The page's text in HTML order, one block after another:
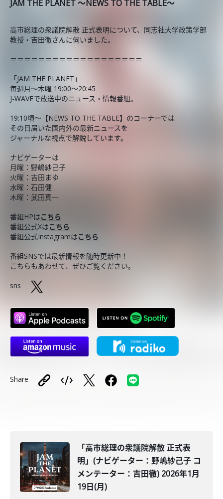
JAM THE PLANET ～NEWS TO THE TABLE～
高市総理の衆議院解散 正式表明について、同志社大学政策学部
教授・吉田徹さんに伺いました。
＝＝＝＝＝＝＝＝＝＝＝＝＝＝＝＝＝＝＝
「JAM THE PLANET」
毎週月～木曜 19:00～20:45
J-WAVEで放送中のニュース・情報番組。
19:10頃～【NEWS TO THE TABLE】のコーナーでは
その日届いた国内外の最新ニュースを
ジャーナルな視点で解説しています。
ナビゲーターは
月曜：野嶋紗己子
火曜：吉田まゆ
水曜：石田健
木曜：武田真一
番組HPはこちら
番組公式Xはこちら
番組公式Instagramはこちら
番組SNSでは最新情報を随時更新中！
こちらもあわせて、ぜひご覧ください。
sns
Share
「高市総理の衆議院解散 正式表
明」(ナビゲーター：野嶋紗己子 コ
メンテーター：吉田徹) 2026年1月
19日(月)